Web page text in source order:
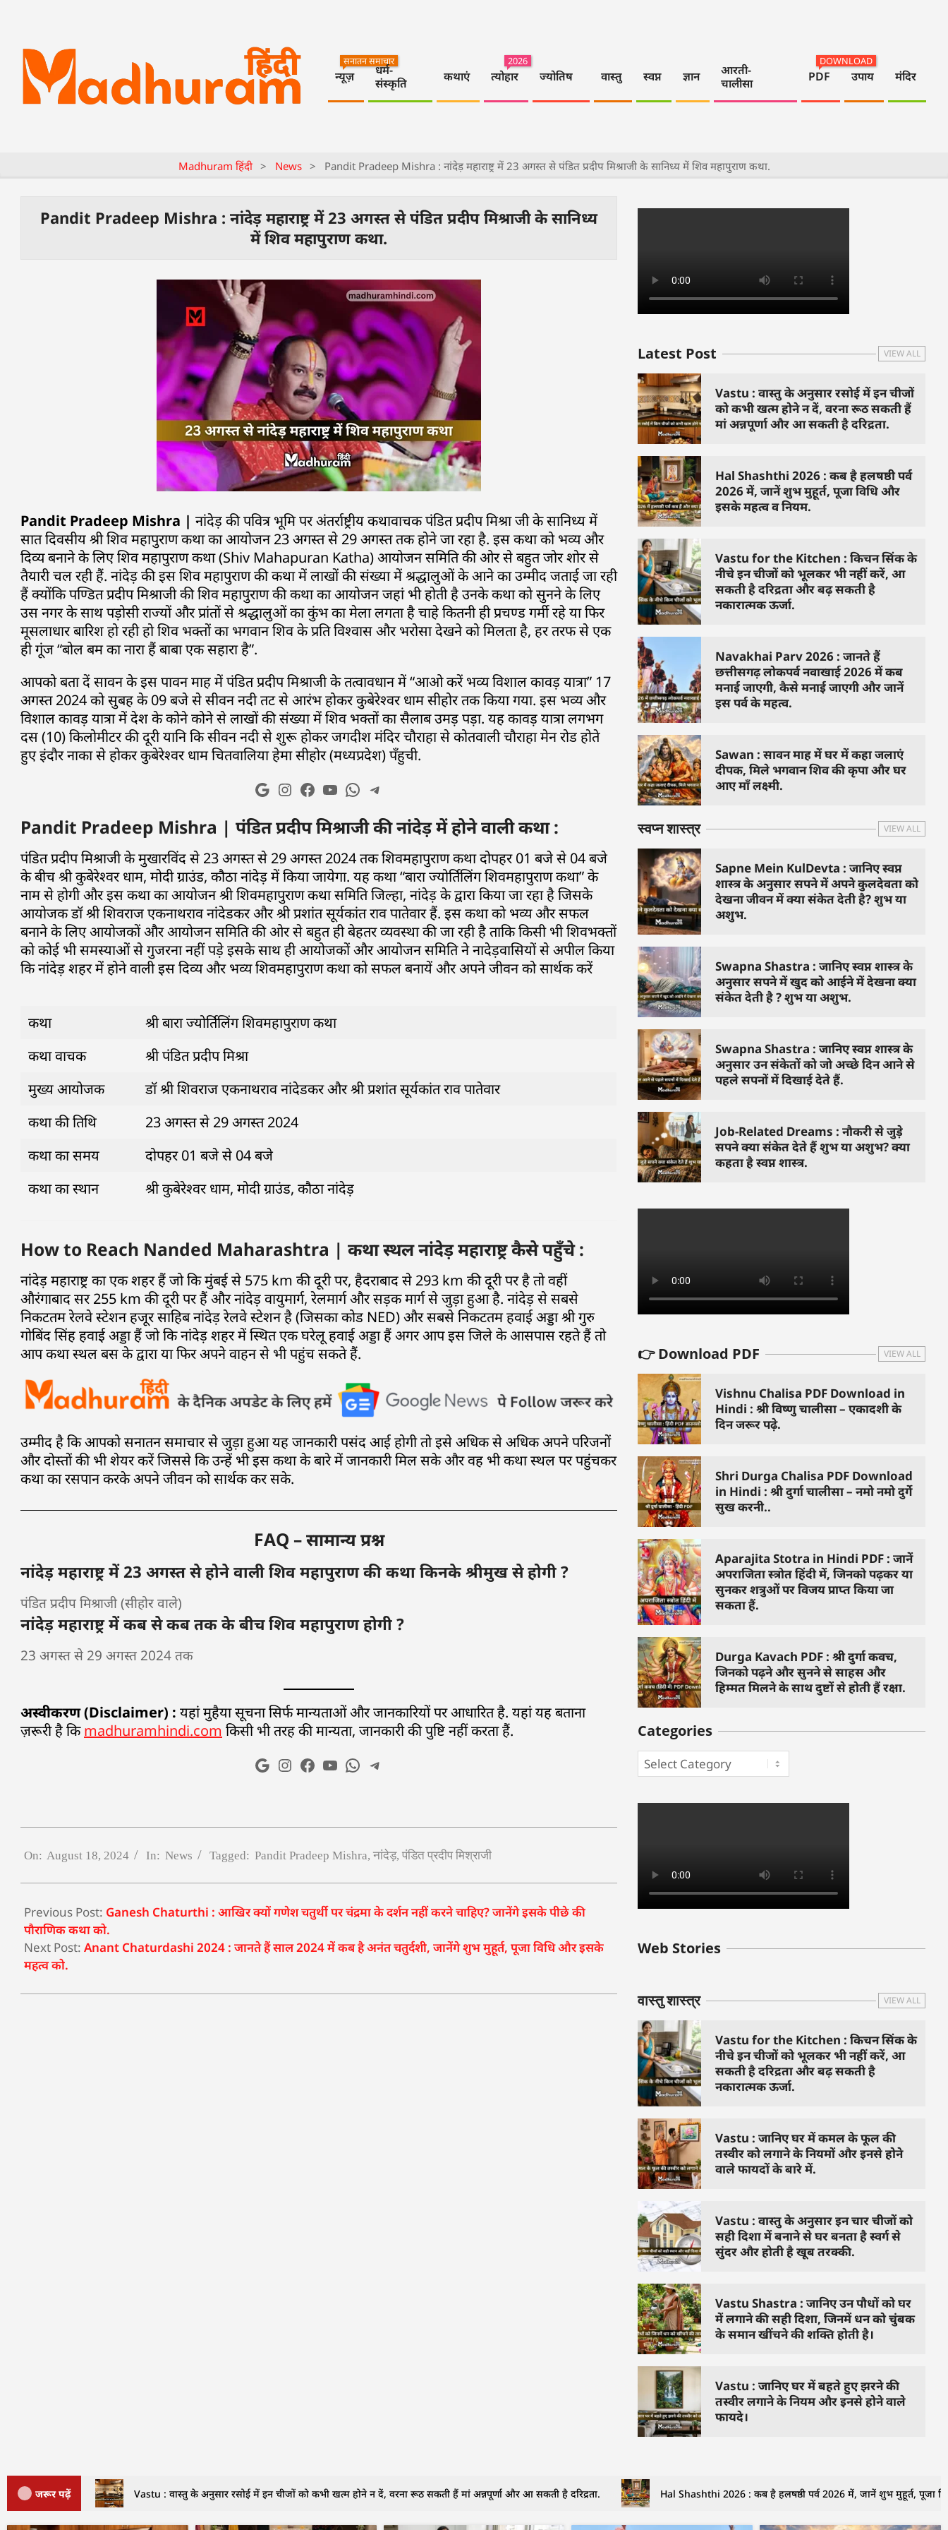
न्यूज़
सनातन समाचार
धर्म-
संस्कृति
कथाएं त्योहार
2026
ज्योतिष वास्तु स्वप्न ज्ञान
आरती-
चालीसा
PDF
DOWNLOAD
उपाय मंदिर
Madhuram हिंदी > News > Pandit Pradeep Mishra : नांदेड़ महाराष्ट्र में 23 अगस्त से पंडित प्रदीप मिश्राजी के सानिध्य में शिव महापुराण कथा.
Pandit Pradeep Mishra : नांदेड़ महाराष्ट्र में 23 अगस्त से पंडित प्रदीप मिश्राजी के सानिध्य
में शिव महापुराण कथा.
Pandit Pradeep Mishra | नांदेड़ की पवित्र भूमि पर अंतर्राष्ट्रीय कथावाचक पंडित प्रदीप मिश्रा जी के सानिध्य में
सात दिवसीय श्री शिव महापुराण कथा का आयोजन 23 अगस्त से 29 अगस्त तक होने जा रहा है. इस कथा को भव्य और
दिव्य बनाने के लिए शिव महापुराण कथा (Shiv Mahapuran Katha) आयोजन समिति की ओर से बहुत जोर शोर से
तैयारी चल रही हैं. नांदेड़ की इस शिव महापुराण की कथा में लाखों की संख्या में श्रद्धालुओं के आने का उम्मीद जताई जा रही
हैं क्योंकि पण्डित प्रदीप मिश्राजी की शिव महापुराण की कथा का आयोजन जहां भी होती है उनके कथा को सुनने के लिए
उस नगर के साथ पड़ोसी राज्यों और प्रांतों से श्रद्धालुओं का कुंभ का मेला लगता है चाहे कितनी ही प्रचण्ड गर्मी रहे या फिर
मूसलाधार बारिश हो रही हो शिव भक्तों का भगवान शिव के प्रति विश्वास और भरोसा देखने को मिलता है, हर तरफ से एक
ही गूंज “बोल बम का नारा हैं बाबा एक सहारा है”.
आपको बता दें सावन के इस पावन माह में पंडित प्रदीप मिश्राजी के तत्वावधान में “आओ करें भव्य विशाल कावड़ यात्रा” 17
अगस्त 2024 को सुबह के 09 बजे से सीवन नदी तट से आरंभ होकर कुबेरेश्वर धाम सीहोर तक किया गया. इस भव्य और
विशाल कावड़ यात्रा में देश के कोने कोने से लाखों की संख्या में शिव भक्तों का सैलाब उमड़ पड़ा. यह कावड़ यात्रा लगभग
दस (10) किलोमीटर की दूरी यानि कि सीवन नदी से शुरू होकर जगदीश मंदिर चौराहा से कोतवाली चौराहा मेन रोड होते
हुए इंदौर नाका से होकर कुबेरेश्वर धाम चितवालिया हेमा सीहोर (मध्यप्रदेश) पँहुची.
Pandit Pradeep Mishra | पंडित प्रदीप मिश्राजी की नांदेड़ में होने वाली कथा :
पंडित प्रदीप मिश्राजी के मुखारविंद से 23 अगस्त से 29 अगस्त 2024 तक शिवमहापुराण कथा दोपहर 01 बजे से 04 बजे
के बीच श्री कुबेरेश्वर धाम, मोदी ग्राउंड, कौठा नांदेड़ में किया जायेगा. यह कथा “बारा ज्योर्तिलिंग शिवमहापुराण कथा” के
नाम से होगी और इस कथा का आयोजन श्री शिवमहापुराण कथा समिति जिल्हा, नांदेड़ के द्वारा किया जा रहा है जिसके
आयोजक डॉ श्री शिवराज एकनाथराव नांदेडकर और श्री प्रशांत सूर्यकांत राव पातेवार हैं. इस कथा को भव्य और सफल
बनाने के लिए आयोजकों और आयोजन समिति की ओर से बहुत ही बेहतर व्यवस्था की जा रही है ताकि किसी भी शिवभक्तों
को कोई भी समस्याओं से गुजरना नहीं पड़े इसके साथ ही आयोजकों और आयोजन समिति ने नादेड़वासियों से अपील किया
कि नांदेड़ शहर में होने वाली इस दिव्य और भव्य शिवमहापुराण कथा को सफल बनायें और अपने जीवन को सार्थक करें
कथा
श्री बारा ज्योर्तिलिंग शिवमहापुराण कथा
कथा वाचक
श्री पंडित प्रदीप मिश्रा
मुख्य आयोजक
डॉ श्री शिवराज एकनाथराव नांदेडकर और श्री प्रशांत सूर्यकांत राव पातेवार
कथा की तिथि
23 अगस्त से 29 अगस्त 2024
कथा का समय
दोपहर 01 बजे से 04 बजे
कथा का स्थान
श्री कुबेरेश्वर धाम, मोदी ग्राउंड, कौठा नांदेड़
How to Reach Nanded Maharashtra | कथा स्थल नांदेड़ महाराष्ट्र कैसे पहुँचे :
नांदेड़ महाराष्ट्र का एक शहर हैं जो कि मुंबई से 575 km की दूरी पर, हैदराबाद से 293 km की दूरी पर है तो वहीं
औरंगाबाद सर 255 km की दूरी पर हैं और नांदेड़ वायुमार्ग, रेलमार्ग और सड़क मार्ग से जुड़ा हुआ है. नांदेड़ से सबसे
निकटतम रेलवे स्टेशन हजूर साहिब नांदेड़ रेलवे स्टेशन है (जिसका कोड NED) और सबसे निकटतम हवाई अड्डा श्री गुरु
गोबिंद सिंह हवाई अड्डा हैं जो कि नांदेड़ शहर में स्थित एक घरेलू हवाई अड्डा हैं अगर आप इस जिले के आसपास रहते हैं तो
आप कथा स्थल बस के द्वारा या फिर अपने वाहन से भी पहुंच सकते हैं.
उम्मीद है कि आपको सनातन समाचार से जुड़ा हुआ यह जानकारी पसंद आई होगी तो इसे अधिक से अधिक अपने परिजनों
और दोस्तों की भी शेयर करें जिससे कि उन्हें भी इस कथा के बारे में जानकारी मिल सके और वह भी कथा स्थल पर पहुंचकर
कथा का रसपान करके अपने जीवन को सार्थक कर सके.
FAQ – सामान्य प्रश्न
नांदेड़ महाराष्ट्र में 23 अगस्त से होने वाली शिव महापुराण की कथा किनके श्रीमुख से होगी ?
पंडित प्रदीप मिश्राजी (सीहोर वाले)
नांदेड़ महाराष्ट्र में कब से कब तक के बीच शिव महापुराण होगी ?
23 अगस्त से 29 अगस्त 2024 तक
अस्वीकरण (Disclaimer) : यहां मुहैया सूचना सिर्फ मान्यताओं और जानकारियों पर आधारित है. यहां यह बताना
ज़रूरी है किmadhuramhindi.com किसी भी तरह की मान्यता, जानकारी की पुष्टि नहीं करता हैं.
On: August 18, 2024 In: News Tagged: Pandit Pradeep Mishra, नांदेड़, पंडित प्रदीप मिश्राजी
Previous Post: Ganesh Chaturthi : आखिर क्यों गणेश चतुर्थी पर चंद्रमा के दर्शन नहीं करने चाहिए? जानेंगे इसके पीछे की
पौराणिक कथा को.
Next Post: Anant Chaturdashi 2024 : जानते हैं साल 2024 में कब है अनंत चतुर्दशी, जानेंगे शुभ मुहूर्त, पूजा विधि और इसके
महत्व को.
Latest Post VIEW ALL
Vastu : वास्तु के अनुसार रसोई में इन चीजों
को कभी खत्म होने न दें, वरना रूठ सकती हैं
मां अन्नपूर्णा और आ सकती है दरिद्रता.
Hal Shashthi 2026 : कब है हलषष्ठी पर्व
2026 में, जानें शुभ मुहूर्त, पूजा विधि और
इसके महत्व व नियम.
Vastu for the Kitchen : किचन सिंक के
नीचे इन चीजों को भूलकर भी नहीं करें, आ
सकती है दरिद्रता और बढ़ सकती है
नकारात्मक ऊर्जा.
Navakhai Parv 2026 : जानते हैं
छत्तीसगढ़ लोकपर्व नवाखाई 2026 में कब
मनाई जाएगी, कैसे मनाई जाएगी और जानें
इस पर्व के महत्व.
Sawan : सावन माह में घर में कहा जलाएं
दीपक, मिले भगवान शिव की कृपा और घर
आए माँ लक्ष्मी.
स्वप्न शास्त्र VIEW ALL
Sapne Mein KulDevta : जानिए स्वप्न
शास्त्र के अनुसार सपने में अपने कुलदेवता को
देखना जीवन में क्या संकेत देती है? शुभ या
अशुभ.
Swapna Shastra : जानिए स्वप्न शास्त्र के
अनुसार सपने में खुद को आईने में देखना क्या
संकेत देती है ? शुभ या अशुभ.
Swapna Shastra : जानिए स्वप्न शास्त्र के
अनुसार उन संकेतों को जो अच्छे दिन आने से
पहले सपनों में दिखाई देते हैं.
Job-Related Dreams : नौकरी से जुड़े
सपने क्या संकेत देते हैं शुभ या अशुभ? क्या
कहता है स्वप्न शास्त्र.
👉 Download PDF VIEW ALL
Vishnu Chalisa PDF Download in
Hindi : श्री विष्णु चालीसा – एकादशी के
दिन जरूर पढ़े.
Shri Durga Chalisa PDF Download
in Hindi : श्री दुर्गा चालीसा – नमो नमो दुर्गे
सुख करनी..
Aparajita Stotra in Hindi PDF : जानें
अपराजिता स्त्रोत हिंदी में, जिनको पढ़कर या
सुनकर शत्रुओं पर विजय प्राप्त किया जा
सकता हैं.
Durga Kavach PDF : श्री दुर्गा कवच,
जिनको पढ़ने और सुनने से साहस और
हिम्मत मिलने के साथ दुष्टों से होती हैं रक्षा.
Categories
Web Stories
बुधवार के उपाय :
जिनसे हो गणेश जी
वास्तु शास्त्र VIEW ALL
Vastu for the Kitchen : किचन सिंक के
नीचे इन चीजों को भूलकर भी नहीं करें, आ
सकती है दरिद्रता और बढ़ सकती है
नकारात्मक ऊर्जा.
Vastu : जानिए घर में कमल के फूल की
तस्वीर को लगाने के नियमों और इनसे होने
वाले फायदों के बारे में.
Vastu : वास्तु के अनुसार इन चार चीजों को
सही दिशा में बनाने से घर बनता है स्वर्ग से
सुंदर और होती है खूब तरक्की.
Vastu Shastra : जानिए उन पौधों को घर
में लगाने की सही दिशा, जिनमें धन को चुंबक
के समान खींचने की शक्ति होती है।
Vastu : जानिए घर में बहते हुए झरने की
तस्वीर लगाने के नियम और इनसे होने वाले
फायदे।
जरूर पढ़ें Vastu : वास्तु के अनुसार रसोई में इन चीजों को कभी खत्म होने न दें, वरना रूठ सकती हैं मां अन्नपूर्णा और आ सकती है दरिद्रता. Hal Shashthi 2026 : कब है हलषष्ठी पर्व 2026 में, जानें शुभ मुहूर्त, पूजा